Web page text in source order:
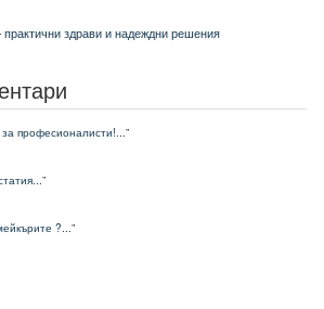
практични здрави и надеждни решения
за професионалисти!...”
”
?...”